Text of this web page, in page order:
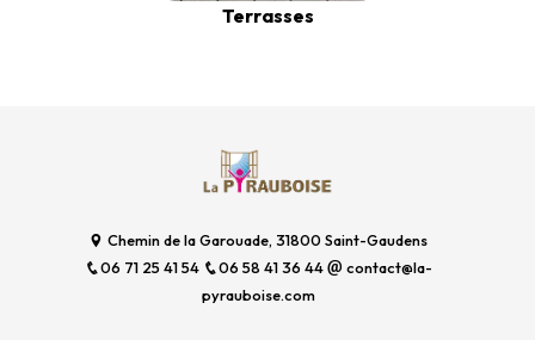
Terrasses
Chemin de la Garouade, 31800 Saint-Gaudens
06 71 25 41 54
06 58 41 36 44
contact@la-
pyrauboise.com